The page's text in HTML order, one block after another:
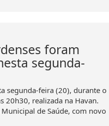
foram
segunda-
segunda-feira (20), durante o
20h30, realizada na Havan.
de Saúde, com novo